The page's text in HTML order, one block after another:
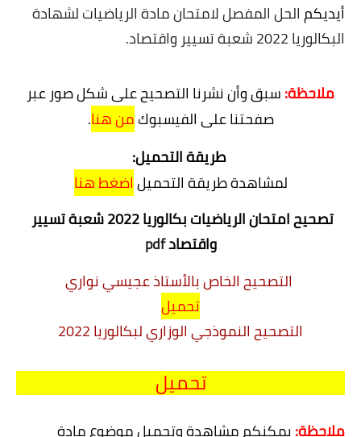
السنة 3 تسيير واقتصاد
التعليم الجامعي
licence
master
الأستاذ المتربص
مذكرات
توظيف
كتب
منوعات
أيديكمالحل المفصل لامتحان مادة الرياضيات لشهادة
البكالوريا 2022 شعبة تسيير واقتصاد.
ملاحظة:سبق وأن نشرنا التصحيح على شكل صور عبر
صفحتنا على الفيسبوكمن هنا.
طريقة التحميل:
لمشاهدة طريقة التحميلاضغط هنا
واقتصاد pdf
التصحيح الخاص بالأستاذ عجيسي نواري
تحميل
التصحيح النموذجي الوزاري لبكالوريا 2022
تحميل
ملاحظة: